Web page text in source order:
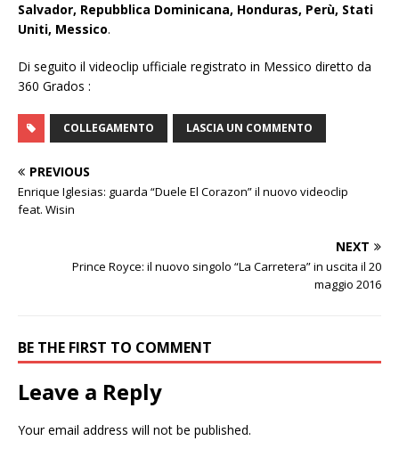
Salvador, Repubblica Dominicana, Honduras, Perù, Stati
Uniti, Messico.
Di seguito il videoclip ufficiale registrato in Messico diretto da
360 Grados :
COLLEGAMENTO LASCIA UN COMMENTO
PREVIOUS
Enrique Iglesias: guarda “Duele El Corazon” il nuovo videoclip
feat. Wisin
NEXT
Prince Royce: il nuovo singolo “La Carretera” in uscita il 20
maggio 2016
BE THE FIRST TO COMMENT
Leave a Reply
Your email address will not be published.